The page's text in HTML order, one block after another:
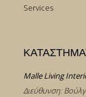
Services
Malle Living
Διεύθυνση: